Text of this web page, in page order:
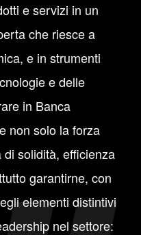
e servizi in un
che riesce a
e in strumenti
e delle
in Banca
non solo la forza
solidità, efficienza
garantirne, con
elementi distintivi
nel settore: